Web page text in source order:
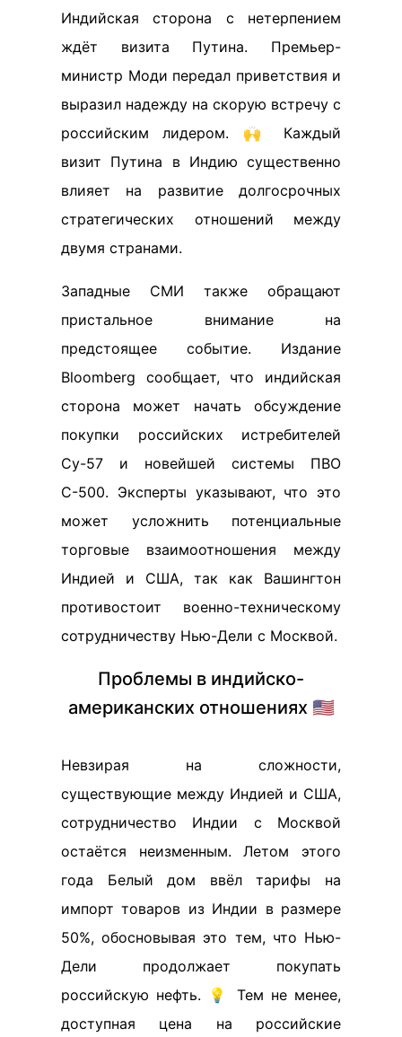
Индийская сторона с нетерпением
ждёт визита Путина. Премьер-
министр Моди передал приветствия и
выразил надежду на скорую встречу с
российским лидером. 🙌 Каждый
визит Путина в Индию существенно
влияет на развитие долгосрочных
стратегических отношений между
двумя странами.
Западные СМИ также обращают
пристальное внимание на
предстоящее событие. Издание
Bloomberg сообщает, что индийская
сторона может начать обсуждение
покупки российских истребителей
Су-57 и новейшей системы ПВО
С-500. Эксперты указывают, что это
может усложнить потенциальные
торговые взаимоотношения между
Индией и США, так как Вашингтон
противостоит военно-техническому
сотрудничеству Нью-Дели с Москвой.
Проблемы в индийско-
американских отношениях 🇺🇸
Невзирая на сложности,
существующие между Индией и США,
сотрудничество Индии с Москвой
остаётся неизменным. Летом этого
года Белый дом ввёл тарифы на
импорт товаров из Индии в размере
50%, обосновывая это тем, что Нью-
Дели продолжает покупать
российскую нефть. 💡 Тем не менее,
доступная цена на российские